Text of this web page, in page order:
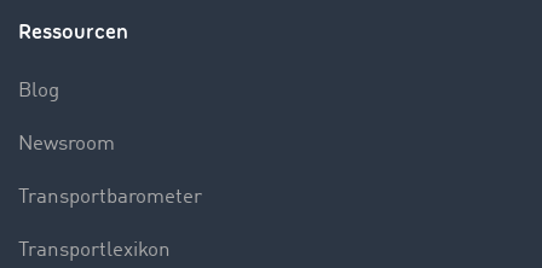
Ressourcen
Blog
Newsroom
Transportbarometer
Transportlexikon